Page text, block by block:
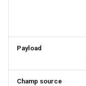
Payload
Champ source